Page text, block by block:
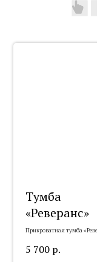
Тумба
«Реверанс»
Прикроватная тумба
5 700 р.